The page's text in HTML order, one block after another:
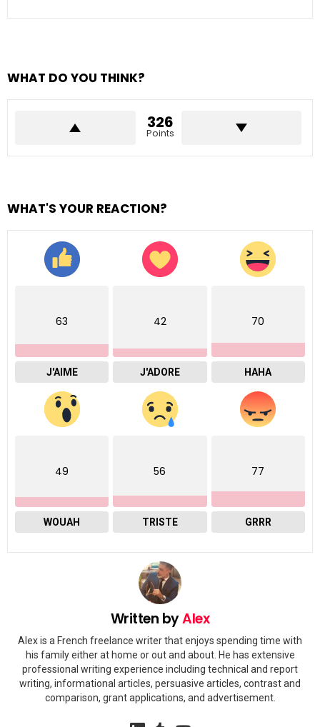
WHAT DO YOU THINK?
326
Points
WHAT'S YOUR REACTION?
63
J'AIME
42
J'ADORE
70
HAHA
49
WOUAH
56
TRISTE
77
GRRR
Written byAlex
Alex is a French freelance writer that enjoys spending time with
his family either at home or out and about. He has extensive
professional writing experience including technical and report
writing, informational articles, persuasive articles, contrast and
comparison, grant applications, and advertisement.
linkedin